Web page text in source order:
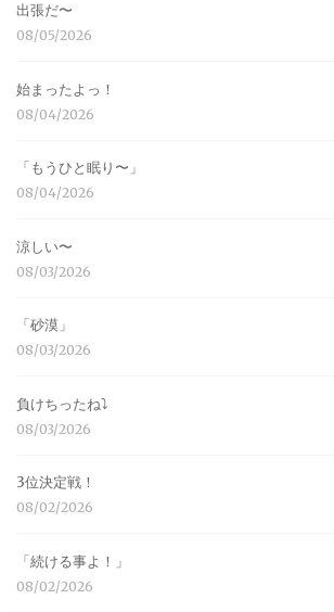
出張だ〜
08/05/2026
始まったよっ！
08/04/2026
「もうひと眠り〜」
08/04/2026
涼しい〜
08/03/2026
「砂漠」
08/03/2026
負けちったね⤵︎
08/03/2026
3位決定戦！
08/02/2026
「続ける事よ！」
08/02/2026